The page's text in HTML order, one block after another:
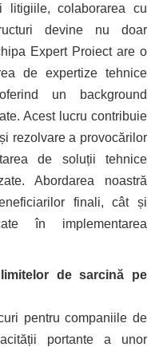
litigiile, colaborarea cu
devine nu doar
Expert Proiect are o
de expertize tehnice
un background
Acest lucru contribuie
rezolvare a provocărilor
de soluții tehnice
Abordarea noastră
finali, cât și
în implementarea
de sarcină pe
pentru companiile de
portante a unor